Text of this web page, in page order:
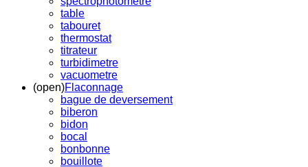
table
tabouret
thermostat
titrateur
turbidimetre
vacuometre
(open)Flaconnage
bague de deversement
biberon
bidon
bocal
bonbonne
bouillote